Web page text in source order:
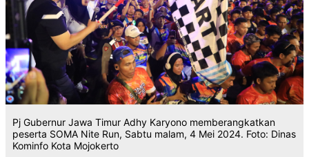
Pj Gubernur Jawa Timur Adhy Karyono memberangkatkan
peserta SOMA Nite Run, Sabtu malam, 4 Mei 2024. Foto: Dinas
Kominfo Kota Mojokerto